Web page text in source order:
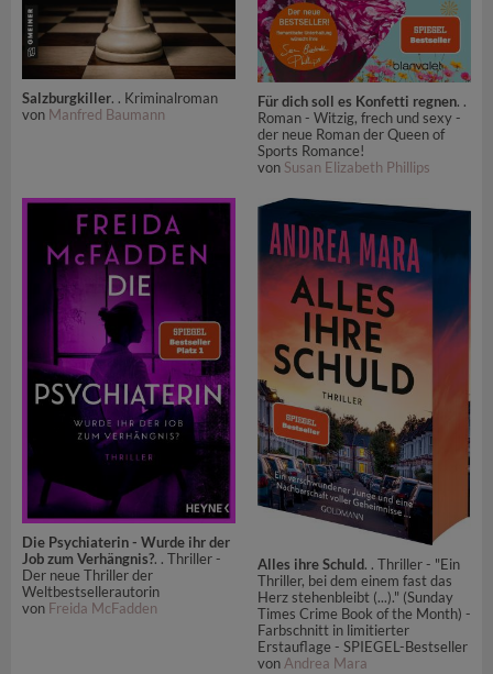
Salzburgkiller. . Kriminalroman
von Manfred Baumann
Für dich soll es Konfetti regnen. .
Roman - Witzig, frech und sexy -
der neue Roman der Queen of
Sports Romance!
von Susan Elizabeth Phillips
Die Psychiaterin - Wurde ihr der
Job zum Verhängnis?. . Thriller -
Der neue Thriller der
Weltbestsellerautorin
von Freida McFadden
Alles ihre Schuld. . Thriller - "Ein
Thriller, bei dem einem fast das
Herz stehenbleibt (...)." (Sunday
Times Crime Book of the Month) -
Farbschnitt in limitierter
Erstauflage - SPIEGEL-Bestseller
vonAndrea Mara